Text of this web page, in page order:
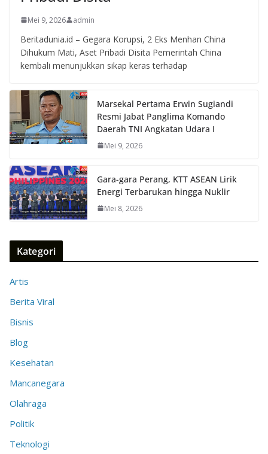
Mei 9, 2026 admin
Beritadunia.id – Gegara Korupsi, 2 Eks Menhan China
Dihukum Mati, Aset Pribadi Disita Pemerintah China
kembali menunjukkan sikap keras terhadap
Marsekal Pertama Erwin Sugiandi
Resmi Jabat Panglima Komando
Daerah TNI Angkatan Udara I
Mei 9, 2026
Gara-gara Perang, KTT ASEAN Lirik
Energi Terbarukan hingga Nuklir
Mei 8, 2026
Kategori
Artis
Berita Viral
Bisnis
Blog
Kesehatan
Mancanegara
Olahraga
Politik
Teknologi